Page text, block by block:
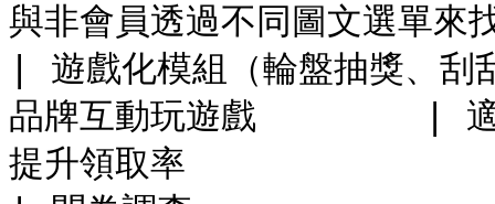
與非會員透過不同圖文選單
| 遊戲化模組（輪盤抽獎、
品牌互動玩遊戲        | 適合
提升領取率